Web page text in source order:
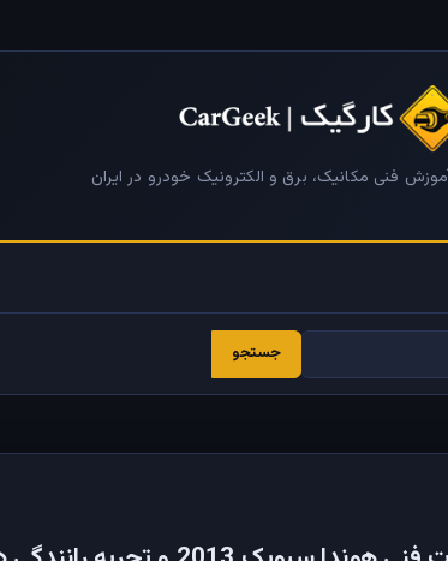
آموزش فنی مکانیک، برق و الکترونیک خودرو در ایران
جستجو